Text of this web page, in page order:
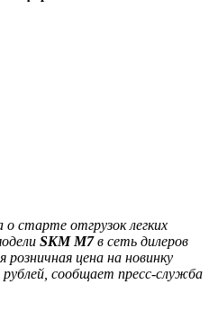
о старте отгрузок легких
SKM М7в сеть дилеров
розничная цена на новинку
сообщает пресс-служба